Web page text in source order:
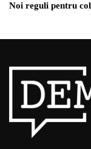
Noi reguli pentru